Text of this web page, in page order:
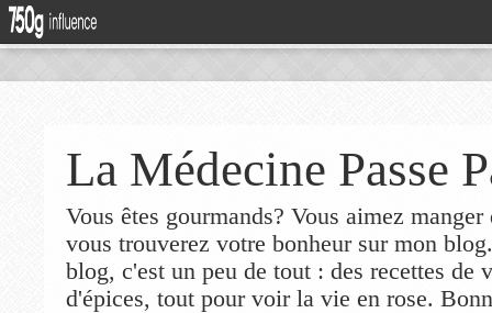
La Médecine Passe
Vous êtes gourmands? Vous aimez
vous trouverez votre bonheur sur mon
blog, c'est un peu de tout : des recettes de
d'épices, tout pour voir la vie en rose.